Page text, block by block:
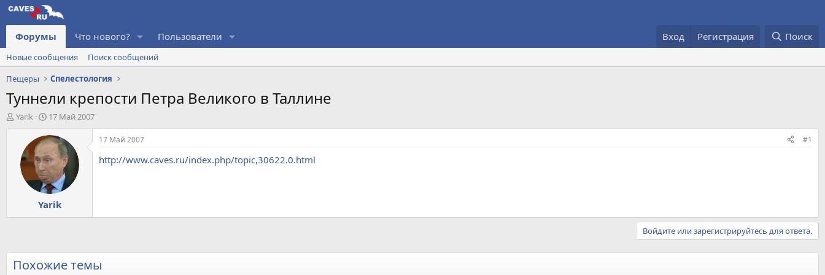
Форумы Что нового? Пользователи Вход Регистрация Поиск
Новые сообщения
Поиск сообщений
Пещеры
Спелестология
Туннели крепости Петра Великого в Таллине
А
Yarik
Д
т
н
а
ч
а
л
а
17 Май 2007
Yarik
17 Май 2007 #1
http://www.caves.ru/index.php/topic,30622.0.html
Войдите или зарегистрируйтесь для ответа.
Похожие темы